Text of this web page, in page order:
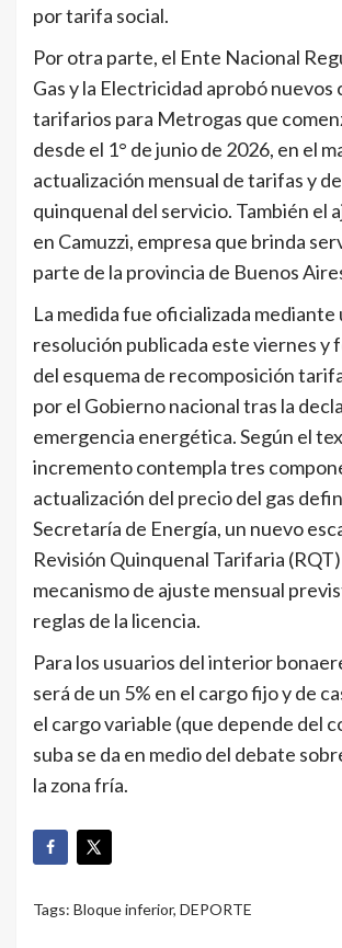
por tarifa social.
Por otra parte, el Ente Nacional
Gas y la Electricidad aprobó nuevos
tarifarios para Metrogas que
desde el 1° de junio de 2026, en el
actualización mensual de tarifas y
quinquenal del servicio. También el
en Camuzzi, empresa que brinda
parte de la provincia de Buenos
La medida fue oficializada mediante
resolución publicada este viernes y
del esquema de recomposición
por el Gobierno nacional tras la
emergencia energética. Según el
incremento contempla tres
actualización del precio del gas
Secretaría de Energía, un nuevo
Revisión Quinquenal Tarifaria
mecanismo de ajuste mensual
reglas de la licencia.
Para los usuarios del interior
será de un 5% en el cargo fijo y de
el cargo variable (que depende del
suba se da en medio del debate
la zona fría.
Tags: Bloque inferior, DEPORTE